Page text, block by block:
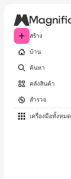
สร้าง
บ้าน
ค้นหา
คลังสินค้า
สำรวจ
เครื่องมือทั้งหมด